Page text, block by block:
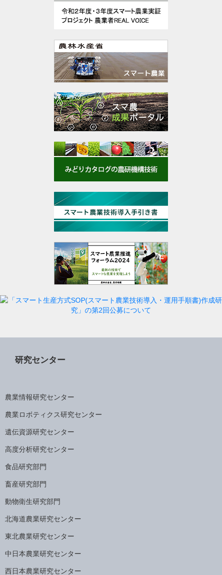
研究センター
農業情報研究センター
農業ロボティクス研究センター
遺伝資源研究センター
高度分析研究センター
食品研究部門
畜産研究部門
動物衛生研究部門
北海道農業研究センター
東北農業研究センター
中日本農業研究センター
西日本農業研究センター